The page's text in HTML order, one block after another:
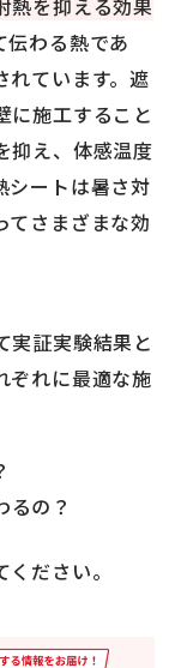
伝わる熱であ
れています。遮
に施工すること
抑え、体感温度
シートは暑さ対
てさまざまな効
実証実験結果と
ぞれに最適な施
るの？
ださい。